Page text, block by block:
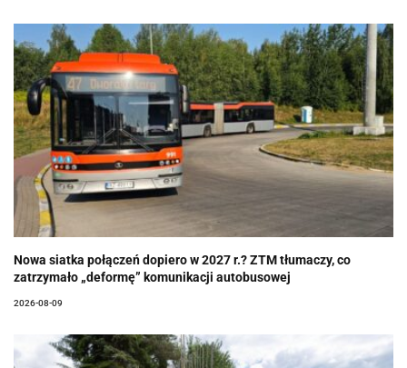
Nowa siatka połączeń dopiero w 2027 r.? ZTM tłumaczy, co
zatrzymało „deformę” komunikacji autobusowej
2026-08-09